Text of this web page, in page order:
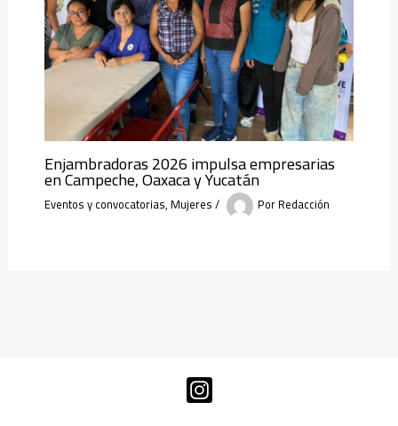
Enjambradoras 2026 impulsa empresarias
en Campeche, Oaxaca y Yucatán
Eventos y convocatorias, Mujeres/ PorRedacción